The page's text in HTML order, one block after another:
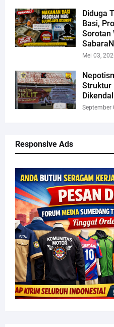
Diduga
Basi,
Sorotan
Mei 03,
Struktur
September
Responsive Ads